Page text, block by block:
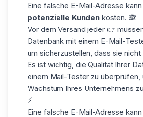
Eine falsche E-Mail-Adresse kann
potenzielle Kunden kosten. 🙈
Vor dem Versand jeder 👉
Datenbank mit einem E-Mail-
um sicherzustellen, dass sie nicht
Es ist wichtig, die Qualität Ihrer
einem Mail-Tester zu überprüfen,
Wachstum Ihres Unternehmens
⚡
Eine falsche E-Mail-Adresse